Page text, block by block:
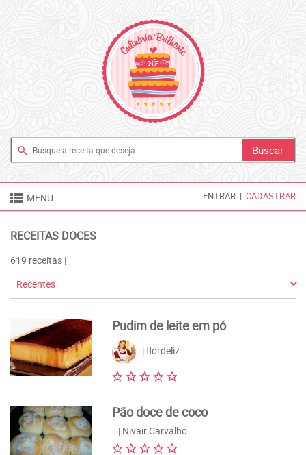
search
 MENU ENTRAR | CADASTRAR
RECEITAS DOCES
619 receitas |
Pudim de leite em pó
| flordeliz
Pão doce de coco
| Nivair Carvalho